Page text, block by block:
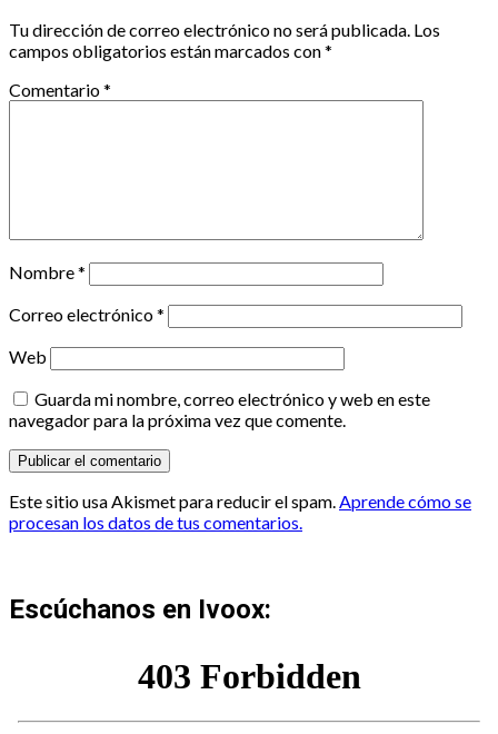
Tu dirección de correo electrónico no será publicada. Los
campos obligatorios están marcados con*
Comentario*
Nombre*
Correo electrónico*
Web
Guarda mi nombre, correo electrónico y web en este
navegador para la próxima vez que comente.
Este sitio usa Akismet para reducir el spam.Aprende cómo se
procesan los datos de tus comentarios.
Escúchanos en Ivoox: